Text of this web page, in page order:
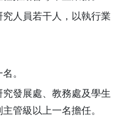
人員若干人，以執行業
。
發展處、教務處及學生
管級以上一名擔任。